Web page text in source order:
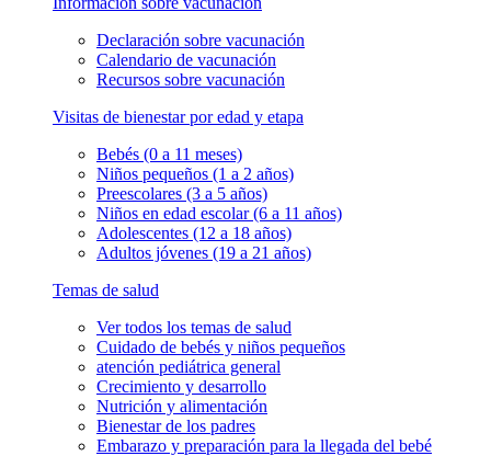
Declaración sobre vacunación
Calendario de vacunación
Recursos sobre vacunación
Visitas de bienestar por edad y etapa
Bebés (0 a 11 meses)
Niños pequeños (1 a 2 años)
Preescolares (3 a 5 años)
Niños en edad escolar (6 a 11 años)
Adolescentes (12 a 18 años)
Adultos jóvenes (19 a 21 años)
Temas de salud
Ver todos los temas de salud
Cuidado de bebés y niños pequeños
atención pediátrica general
Crecimiento y desarrollo
Nutrición y alimentación
Bienestar de los padres
Embarazo y preparación para la llegada del bebé